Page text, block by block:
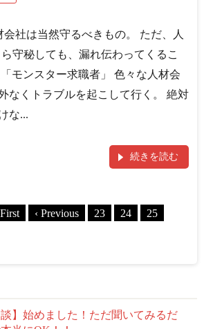
会社は当然守るべきもの。 ただ、人
守秘しても、漏れ伝わってくるこ
モンスター求職者」 色々な人材会
なくトラブルを起こして行く。 絶対
な...
続きを読む
‹ Previous 23 24
25
談】始めました！ただ聞いてみるだ